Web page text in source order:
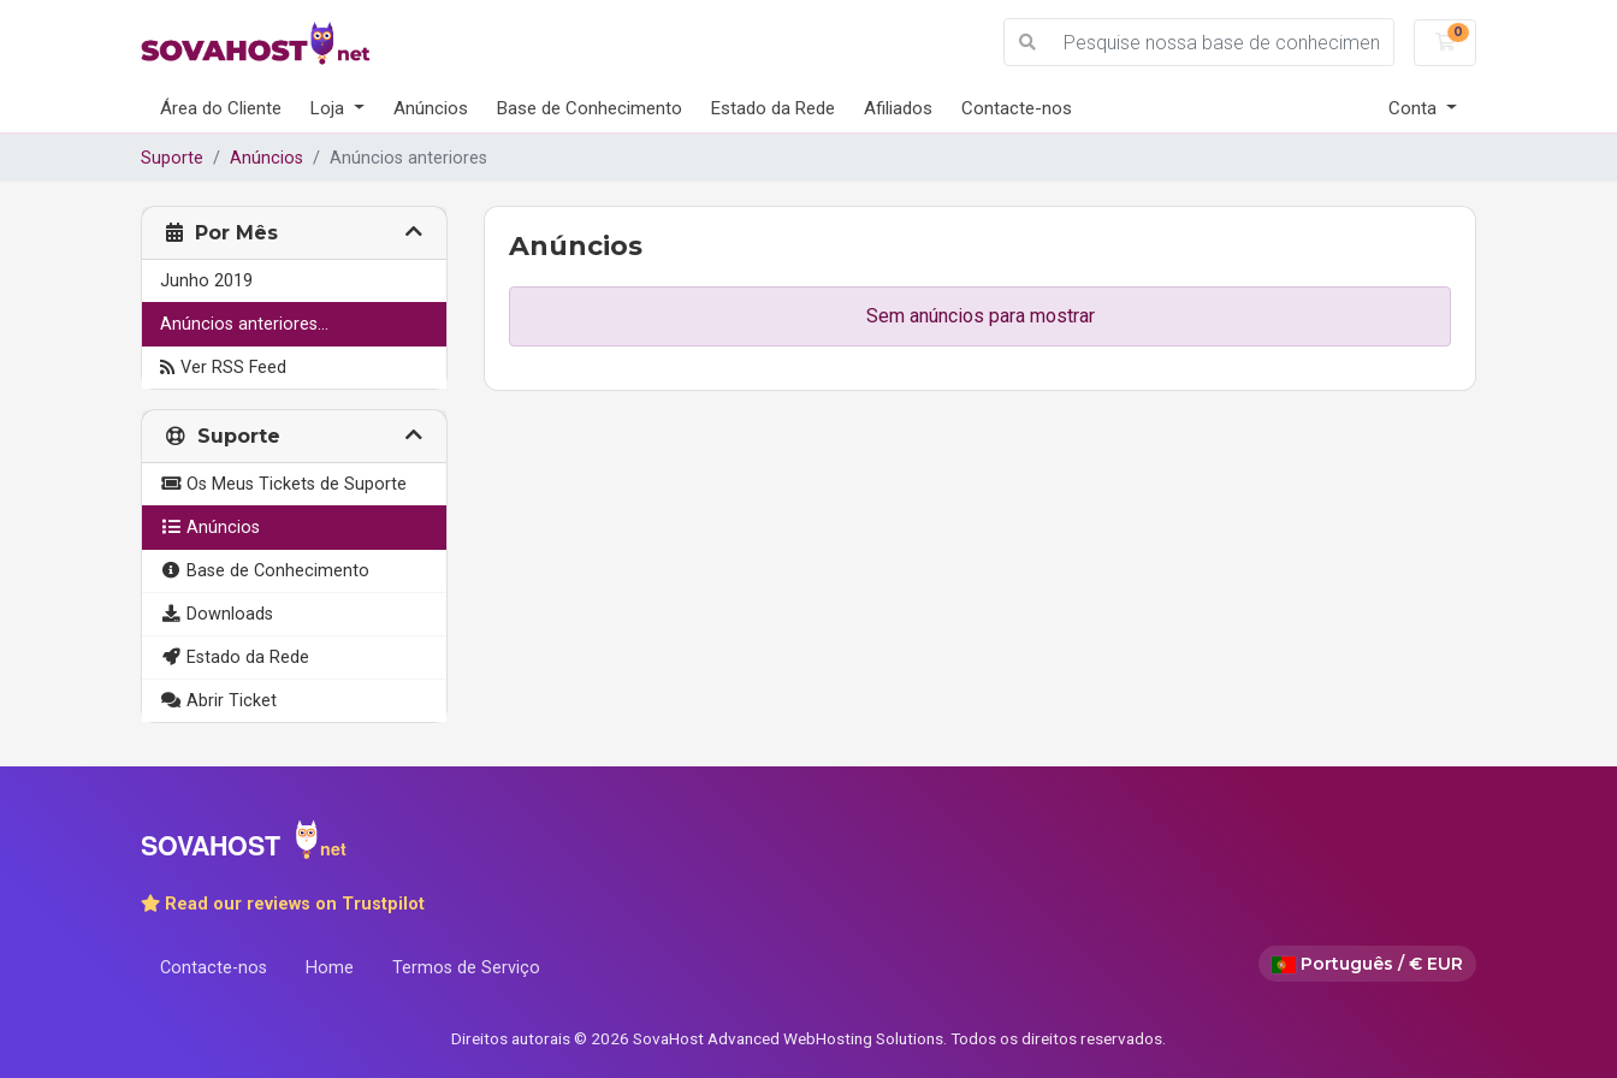
0
Carrinho de
Área do Cliente Loja Anúncios Base de Conhecimento Estado da Rede Afiliados Contacte-nos Conta
Suporte Anúncios Anúncios anteriores
Por Mês
Junho 2019
Anúncios anteriores...
Ver RSS Feed
Suporte
Os Meus Tickets de Suporte
Anúncios
Base de Conhecimento
Downloads
Estado da Rede
Abrir Ticket
Anúncios
Sem anúncios para mostrar
Read our reviews on Trustpilot
Português / € EUR
Contacte-nos Home Termos de Serviço
Direitos autorais © 2026 SovaHost Advanced WebHosting Solutions. Todos os direitos reservados.